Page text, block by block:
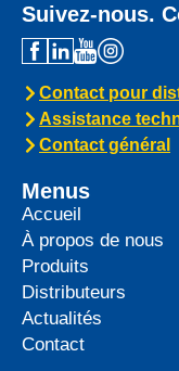
Suivez-nous.
Contact pour
Assistance
Contact général
Menus
Accueil
À propos de nous
Produits
Distributeurs
Actualités
Contact